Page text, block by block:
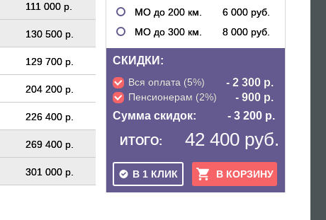
МО до 200 км.
6 000 руб.
МО до 300 км.
8 000 руб.
СКИДКИ:
Вся оплата (5%) - 2 300 р.
Пенсионерам (2%)
- 900 р.
Сумма скидок:
- 3 200 р.
ИТОГО: 42 400 руб.
В 1 КЛИК В КОРЗИНУ
111 000 р.
130 500 р.
129 700 р.
204 200 р.
226 400 р.
269 400 р.
301 000 р.